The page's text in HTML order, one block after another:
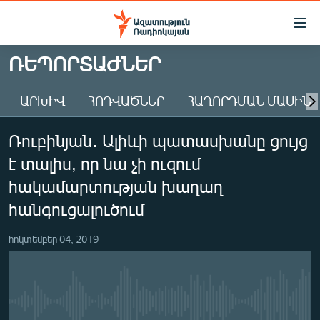
Մատչելիության
Անցնել
հիմնական
Անցնել
հիմնական
մենյուին
Որոնում
ԱԶԱՏՈՒԹՅՈՒՆ TV
ՀԱՅԱՍՏԱՆ
ԸՆՏՐՈՒԹՅՈՒՆՆԵՐ 2026
ԻՐԱՎՈՒՆՔ
ՀԱՍԱՐԱԿՈՒԹՅՈՒՆ
ՂԱՐԱԲԱՂ
ՌԵՊՈՐՏԱԺՆԵՐ
ԱՐԽԻՎ ՀՈԴՎԱԾՆԵՐ ՀԱՂՈՐԴՄԱՆ ՄԱՍԻՆ
Ռուբինյան․ Ալիևի պատասխանը ցույց
է տալիս, որ նա չի ուզում
հակամարտության խաղաղ
հանգուցալուծում
հոկտեմբեր 04, 2019